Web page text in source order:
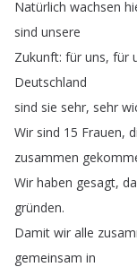
Natürlich wachsen
sind unsere
Zukunft: für uns, für
Deutschland
sind sie sehr, sehr
Wir sind 15 Frauen,
zusammen
Wir haben gesagt,
gründen.
Damit wir alle
gemeinsam in